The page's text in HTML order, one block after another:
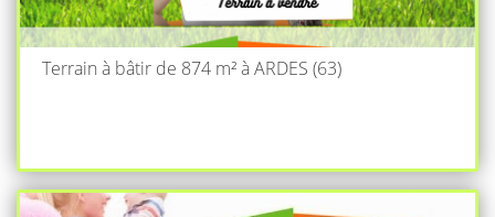
Terrain à bâtir de 874 m² à ARDES (63)